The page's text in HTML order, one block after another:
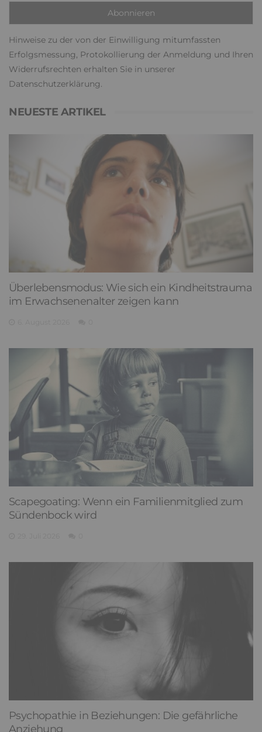
Hinweise zu der von der Einwilligung mitumfassten
Erfolgsmessung, Protokollierung der Anmeldung und Ihren
Widerrufsrechten erhalten Sie in unserer
Datenschutzerklärung
NEUESTE ARTIKEL
Überlebensmodus: Wie sich ein Kindheitstrauma
im Erwachsenenalter zeigen kann
Scapegoating: Wenn ein Familienmitglied zum
Sündenbock wird
Psychopathie in Beziehungen: Die gefährliche
Anziehung